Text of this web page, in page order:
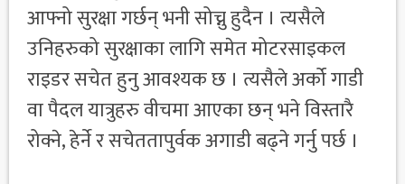
आफ्नो सुरक्षा गर्छन् भनी सोच्नु हुदैन । त्यसैले
उनिहरुको सुरक्षाका लागि समेत मोटरसाइकल
राइडर सचेत हुनु आवश्यक छ । त्यसैले अर्को गाडी
वा पैदल यात्रुहरु वीचमा आएका छन् भने विस्तारै
रोक्ने, हेर्ने र सचेततापुर्वक अगाडी बढ्ने गर्नु पर्छ ।